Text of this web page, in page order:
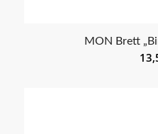
MON Brett